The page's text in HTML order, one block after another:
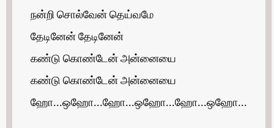
நன்றி சொல்வேன் தெய்வமே
தேடினேன் தேடினேன்
கண்டு கொண்டேன் அன்னையை
கண்டு கொண்டேன் அன்னையை
ஹோ...ஒஹோ...ஹோ...ஒஹோ...ஹோ...ஒஹோ...